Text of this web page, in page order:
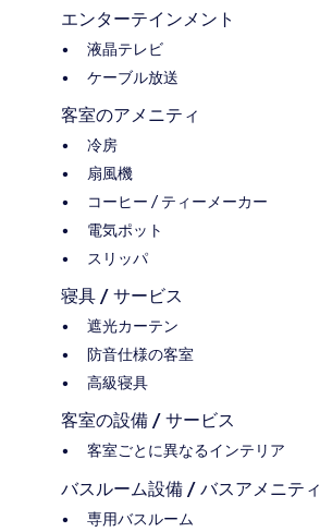
エンターテインメント
液晶テレビ
ケーブル放送
客室のアメニティ
冷房
扇風機
コーヒー / ティーメーカー
電気ポット
スリッパ
寝具 / サービス
遮光カーテン
防音仕様の客室
高級寝具
客室の設備 / サービス
客室ごとに異なるインテリア
バスルーム設備 / バスアメニティ
専用バスルーム